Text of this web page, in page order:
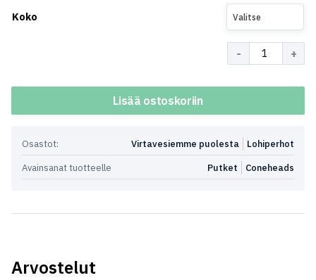
Koko Valitse
Lisää ostoskoriin
Osastot: Lohiperhot
Virtavesiemme puolesta
Avainsanat tuotteelle
Coneheads
Putket
Arvostelut